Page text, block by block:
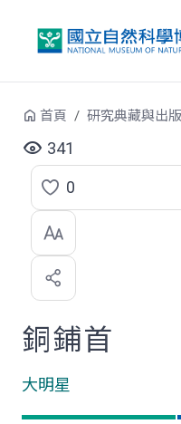
首頁 研究典藏與出版
341
點
選
喜
歡
0
銅鋪首
大明星